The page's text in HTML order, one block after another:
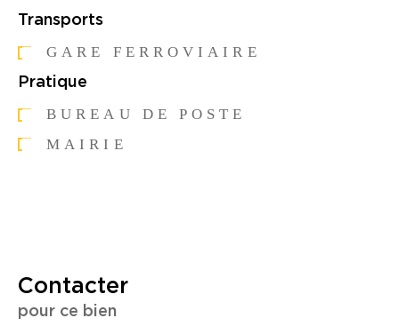
Transports
GARE FERROVIAIRE
Pratique
BUREAU DE POSTE
MAIRIE
Contacter
pour ce bien